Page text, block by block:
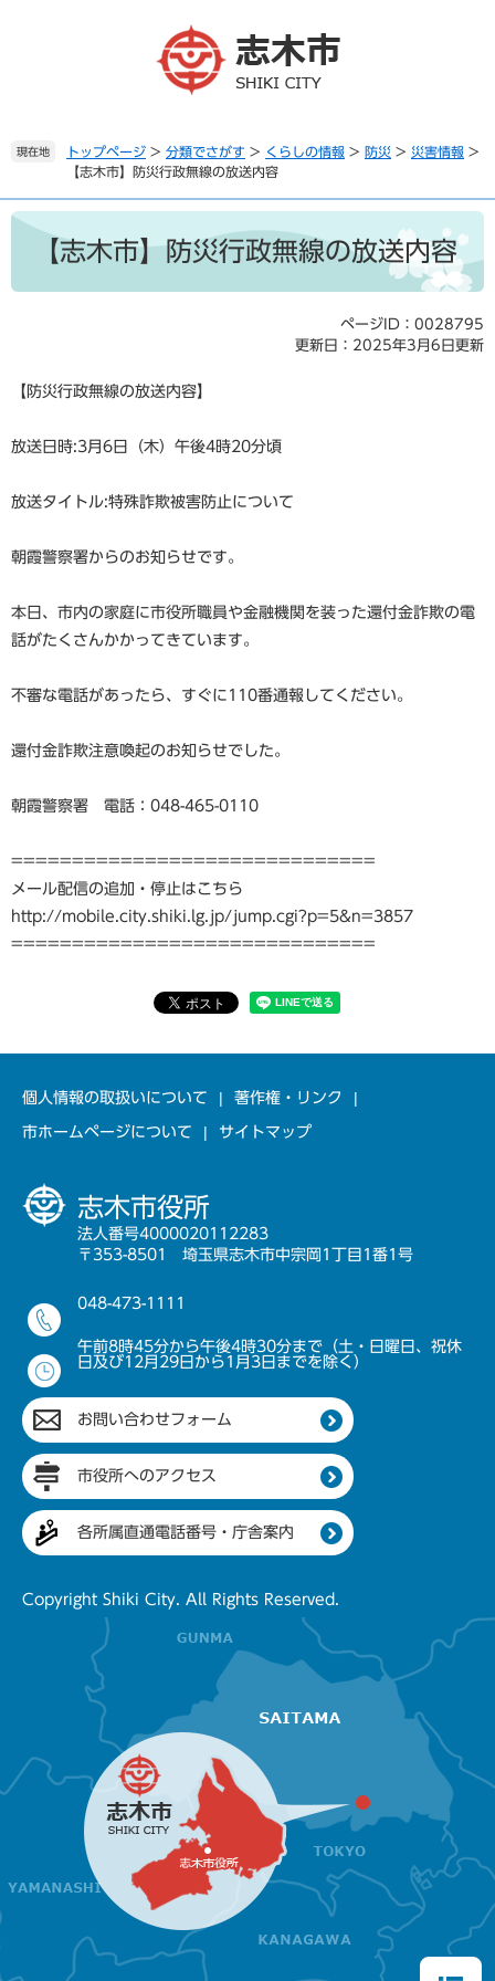
。
て
本
現在地 トップページ > 分類でさがす > くらしの情報 > 防災 > 災害情報 >
【志木市】防災行政無線の放送内容
本
【志木市】防災行政無線の放送内容
ページID：0028795
更新日：2025年3月6日更新
【防災行政無線の放送内容】
放送日時:3月6日（木）午後4時20分頃
放送タイトル:特殊詐欺被害防止について
朝霞警察署からのお知らせです。
本日、市内の家庭に市役所職員や金融機関を装った還付金詐欺の電
話がたくさんかかってきています。
不審な電話があったら、すぐに110番通報してください。
還付金詐欺注意喚起のお知らせでした。
朝霞警察署 電話：048-465-0110
==============================
メール配信の追加・停止はこちら
http://mobile.city.shiki.lg.jp/jump.cgi?p=5&n=3857
==============================
個人情報の取扱いについて 著作権・リンク
市ホームページについて サイトマップ
志木市役所
法人番号4000020112283
〒353-8501 埼玉県志木市中宗岡1丁目1番1号
048-473-1111
午前8時45分から午後4時30分まで（土・日曜日、祝休
日及び12月29日から1月3日までを除く）
お問い合わせフォーム
市役所へのアクセス
各所属直通電話番号・庁舎案内
Copyright Shiki City. All Rights Reserved.